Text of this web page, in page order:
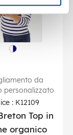
da
personalizzato
: K12109
Top in
organico